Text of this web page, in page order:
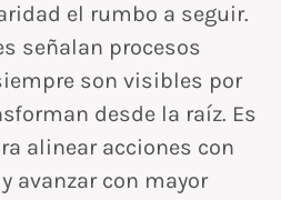
el rumbo a seguir.
señalan procesos
son visibles por
desde la raíz. Es
alinear acciones con
avanzar con mayor